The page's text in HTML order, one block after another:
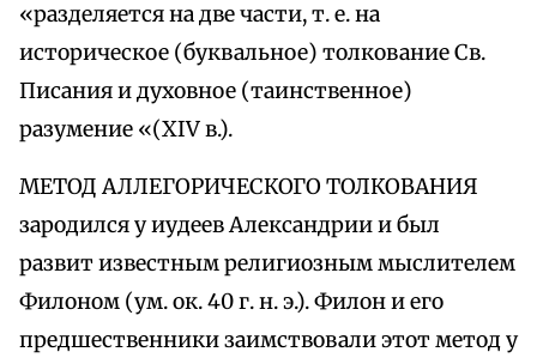
«разделяется на две части, т. е. на
историческое (буквальное) толкование Св.
Писания и духовное (таинственное)
разумение «(XIV в.).
МЕТОД АЛЛЕГОРИЧЕСКОГО ТОЛКОВАНИЯ
зародился у иудеев Александрии и был
развит известным религиозным мыслителем
Филоном (ум. ок. 40 г. н. э.). Филон и его
предшественники заимствовали этот метод у